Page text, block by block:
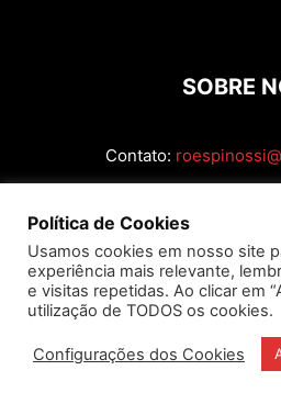
SOBRE
Contato:
Política de Cookies
Usamos cookies em nosso site
experiência mais relevante,
e visitas repetidas. Ao clicar em
utilização de TODOS os cookies.
Configurações dos Cookies